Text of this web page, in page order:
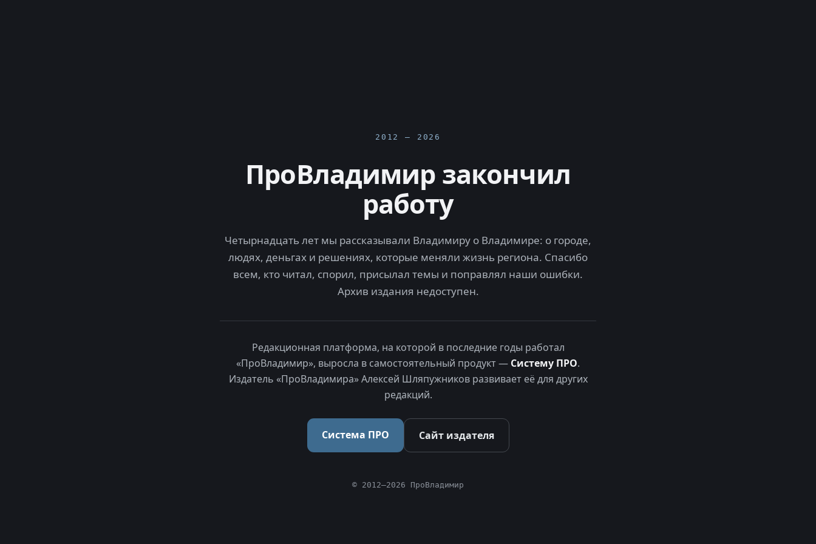
2012 — 2026
ПроВладимир закончил
работу
Четырнадцать лет мы рассказывали Владимиру о Владимире: о городе,
людях, деньгах и решениях, которые меняли жизнь региона. Спасибо
всем, кто читал, спорил, присылал темы и поправлял наши ошибки.
Архив издания недоступен.
Редакционная платформа, на которой в последние годы работал
«ПроВладимир», выросла в самостоятельный продукт — Систему ПРО.
Издатель «ПроВладимира» Алексей Шляпужников развивает её для других
редакций.
Система ПРО Сайт издателя
© 2012–2026 ПроВладимир